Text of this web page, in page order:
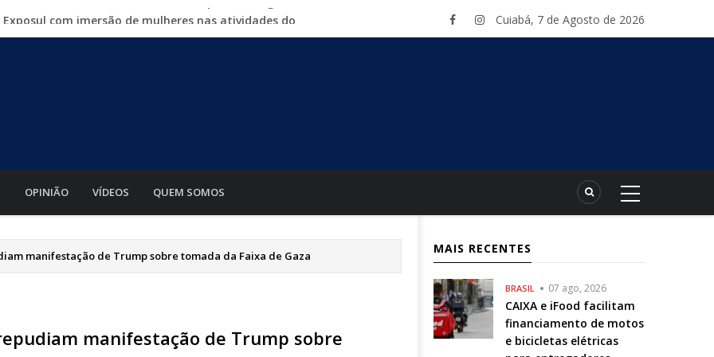
com imersão de mulheres nas atividades do
crimes digitais contra menores
de motos e bicicletas elétricas para entregadores
Cuiabá, 7 de Agosto de 2026
OPINIÃO VÍDEOS QUEM SOMOS
manifestação de Trump sobre tomada da Faixa de Gaza
manifestação de Trump sobre
MAIS RECENTES
BRASIL 07 ago, 2026
CAIXA e iFood facilitam
financiamento de motos
e bicicletas elétricas